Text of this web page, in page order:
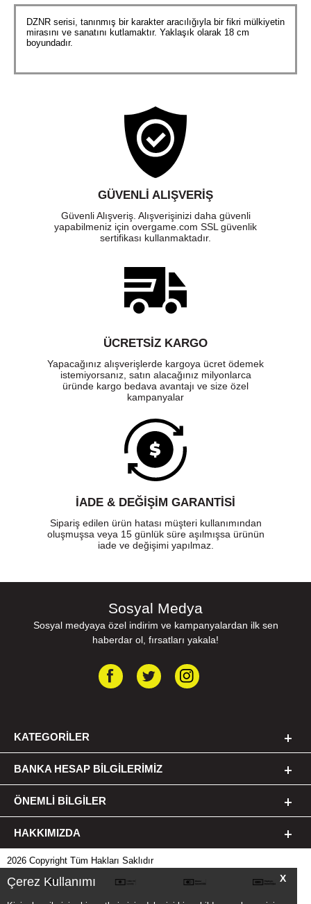
X
Çerez Kullanımı
DZNR serisi, tanınmış bir karakter aracılığıyla bir fikri mülkiyetin
mirasını ve sanatını kutlamaktır. Yaklaşık olarak 18 cm
boyundadır.
GÜVENLI ALIŞVERIŞ
Güvenli Alışveriş. Alışverişinizi daha güvenli
yapabilmeniz için overgame.com SSL güvenlik
sertifikası kullanmaktadır.
ÜCRETSIZ KARGO
Yapacağınız alışverişlerde kargoya ücret ödemek
istemiyorsanız, satın alacağınız milyonlarca
üründe kargo bedava avantajı ve size özel
kampanyalar
İADE & DEĞİŞİM GARANTİSİ
Sipariş edilen ürün hatası müşteri kullanımından
oluşmuşsa veya 15 günlük süre aşılmışsa ürünün
iade ve değişimi yapılmaz.
Sosyal Medya
Sosyal medyaya özel indirim ve kampanyalardan ilk sen
haberdar ol, fırsatları yakala!
KATEGORILER
BANKA HESAP BILGILERIMIZ
ÖNEMLI BILGILER
HAKKIMIZDA
2026 Copyright Tüm Hakları Saklıdır